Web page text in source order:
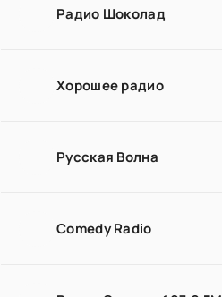
Радио Шоколад
Хорошее радио
Русская Волна
Comedy Radio